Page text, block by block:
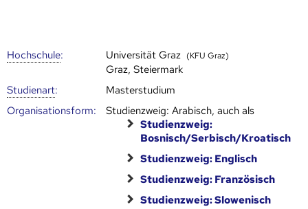
Hoch­schule: Universität Graz (KFU Graz)
Graz, Steiermark
Studienart:
Masterstudium
Organisationsform:
Studienzweig: Arabisch, auch als
Studienzweig:
Bosnisch/Serbisch/Kroatisch
Studienzweig: Englisch
Studienzweig: Französisch
Studienzweig: Slowenisch